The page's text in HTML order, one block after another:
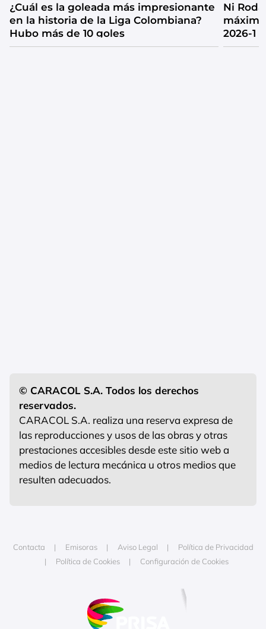
¿Cuál es la goleada más impresionante
en la historia de la Liga Colombiana?
Hubo más de 10 goles
Ni
2026-1
© CARACOL S.A. Todos los derechos
reservados.
CARACOL S.A. realiza una reserva expresa de
las reproducciones y usos de las obras y otras
prestaciones accesibles desde este sitio web a
medios de lectura mecánica u otros medios que
resulten adecuados.
Contacta Emisoras Aviso Legal
Política de Privacidad
Política de Cookies
Configuración de Cookies